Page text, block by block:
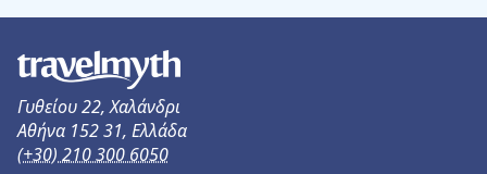
Γυθείου 22, Χαλάνδρι
Αθήνα 152 31, Ελλάδα
(+30) 210 300 6050